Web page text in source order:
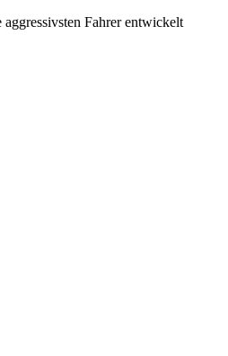
Fahrer entwickelt